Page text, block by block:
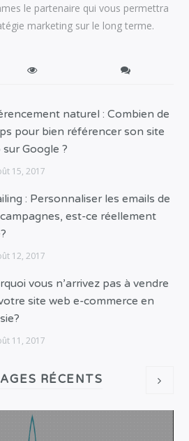
le partenaire qui vous permettra
marketing sur le long terme.
naturel : Combien de
pour bien référencer son site
sur Google ?
15, 2017
: Personnaliser les emails de
est-ce réellement
12, 2017
vous n’arrivez pas à vendre
site web e-commerce en
11, 2017
RÉCENTS